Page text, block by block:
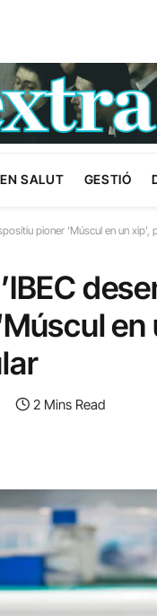
SALUT GESTIÓ
pioner ‘Múscul en un
en
2 Mins Read